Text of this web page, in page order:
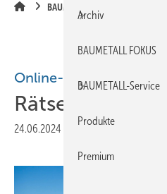
BAUMETALL-Extra
Online-Extra
Rätselhaftes
24.06.2024 Druckvorschau
Archiv
BAUMETALL FOKUS
BAUMETALL-Service
Produkte
Premium